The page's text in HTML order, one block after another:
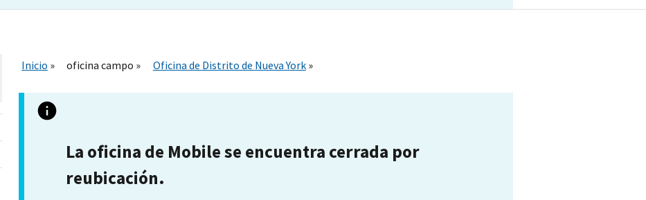
Inicio oficina campo Oficina de Distrito de Nueva York
La oficina de Mobile se encuentra cerrada por
reubicación.